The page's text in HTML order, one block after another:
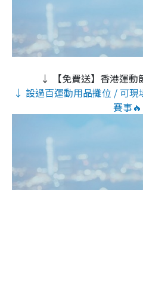
↓ 【免費送】香港運動
↓ 設過百運動用品攤位 / 可現
賽事